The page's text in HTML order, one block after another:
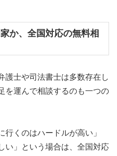
か、全国対応の無料相
護士や司法書士は多数存在し
を運んで相談するのも一つの
行くのはハードルが高い」
い」という場合は、全国対応